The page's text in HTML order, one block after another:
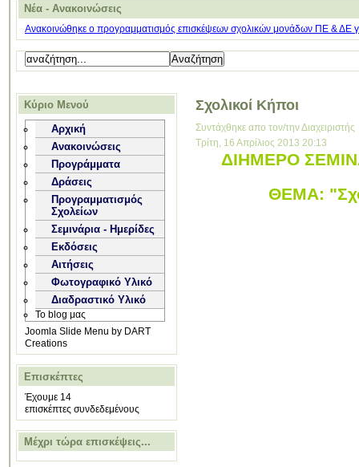
Νέα - Ανακοινώσεις
Ανακοινώθηκε ο προγραμματισμός επισκέψεων σχολικών μονάδων ΠΕ & ΔΕ
Κύριο Μενού
Αρχική
Ανακοινώσεις
Προγράμματα
Δράσεις
Προγραμματισμός
Σχολείων
Σεμινάρια - Ημερίδες
Εκδόσεις
Αιτήσεις
Φωτογραφικό Υλικό
Διαδραστικό Υλικό
Το blog μας
Joomla Slide Menu by DART
Creations
Επισκέπτες
Έχουμε 14
επισκέπτες συνδεδεμένους
Μέχρι τώρα επισκέψεις...
Σχολικοί Κήποι
Συντάχθηκε απο τον/την Διαχειριστής
Τρίτη, 16 Απρίλιος 2013 20:13
ΔΙΗΜΕΡΟ
ΘΕΜΑ: